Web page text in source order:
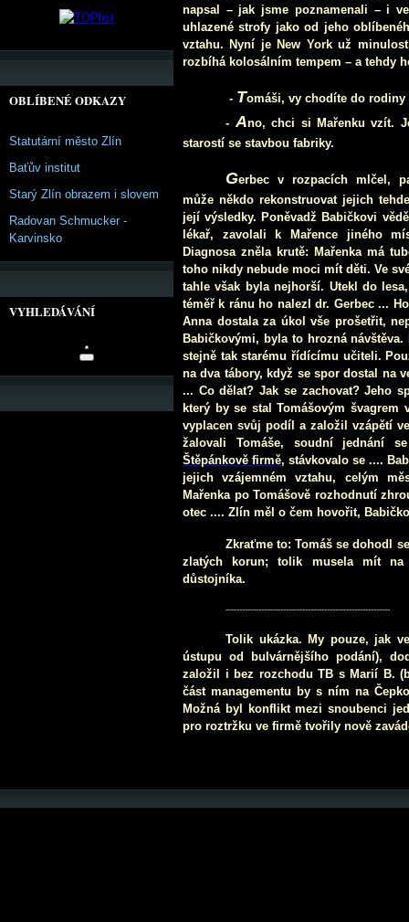
napsal – jak jsme poznamenali – i
uhlazené strofy jako od jeho
vztahu. Nyní je New York už
rozbíhá kolosálním tempem – a tehdy
- Tomáši, vy chodíte do rodiny
-Ano, chci si Mařenku vzít.
starostí se stavbou fabriky.
Gerbec v rozpacích mlčel,
může někdo rekonstruovat jejich
její výsledky. Poněvadž Babičkovi
lékař, zavolali k Mařence jiného
Diagnosa zněla krutě: Mařenka má
toho nikdy nebude moci mít děti. Ve
tahle však byla nejhorší. Utekl do
téměř k ránu ho nalezl dr. Gerbec ...
Anna dostala za úkol vše prošetřit,
Babičkovými, byla to hrozná
stejně tak starému řídícímu učiteli.
na dva tábory, když se spor dostal na
... Co dělat? Jak se zachovat? Jeho
který by se stal Tomášovým
vyplacen svůj podíl a založil vzápětí
žalovali Tomáše, soudní jednání
Štěpánkově firmě, stávkovalo se ....
jejich vzájemném vztahu, celým
Mařenka po Tomášově rozhodnutí
otec .... Zlín měl o čem hovořit,
Zkraťme to: Tomáš se dohodl
zlatých korun; tolik musela mít na
důstojníka.
------------------------------------------------------------
Tolik ukázka. My pouze, jak
ústupu od bulvárnějšího podání),
založil i bez rozchodu TB s Marií B.
část managementu by s ním na
Možná byl konflikt mezi snoubenci
pro roztržku ve firmě tvořily nově
OBLÍBENÉ ODKAZY
Statutární město Zlín
Baťův institut
Starý Zlín obrazem i slovem
Radovan Schmucker -
Karvinsko
VYHLEDÁVÁNÍ